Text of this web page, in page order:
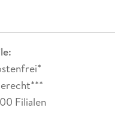
Filialen